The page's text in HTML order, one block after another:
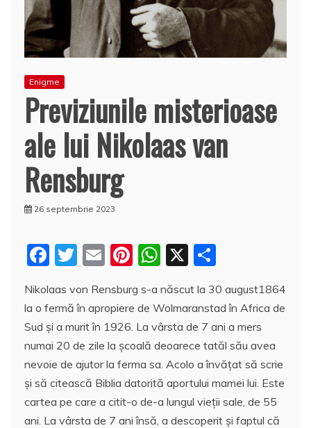
Enigme
Previziunile misterioase
ale lui Nikolaas van
Rensburg
26 septembrie 2023
F
c
e
b
o
o
k
T
itt
er
E
ai
l
Pi
er
e
st
W
at
s
A
p
p
X
rt
aj
e
a
z
ă
Nikolaas von Rensburg s-a născut la 30 august1864
la o fermă în apropiere de Wolmaranstad în Africa de
Sud şi a murit în 1926. La vârsta de 7 ani a mers
numai 20 de zile la şcoală deoarece tatăl său avea
nevoie de ajutor la ferma sa. Acolo a învăţat să scrie
şi să citească Biblia datorită aportului mamei lui. Este
cartea pe care a citit-o de-a lungul vieţii sale, de 55
ani. La vârsta de 7 ani însă, a descoperit şi faptul că